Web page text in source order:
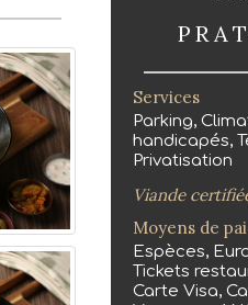
Services
Parking,
handicapés,
Privatisation
Viande
Moyens de
Espèces,
Tickets
Carte Visa,